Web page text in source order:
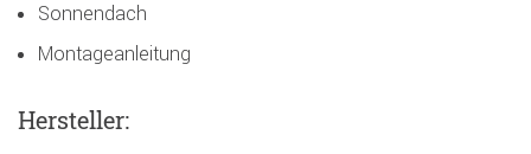
Sonnendach
Montageanleitung
Hersteller: